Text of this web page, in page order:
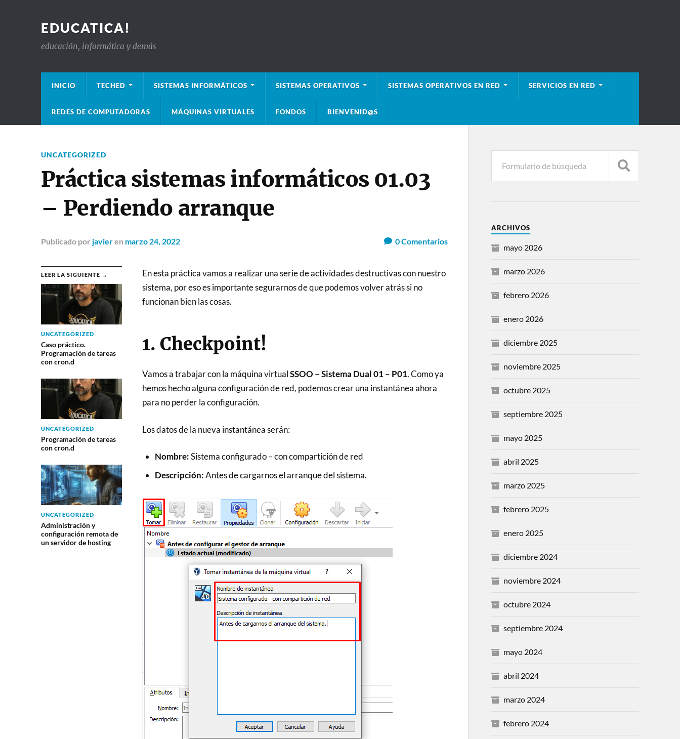
EDUCATICA!
educación, informática y demás
INICIO TECHED SISTEMAS INFORMÁTICOS SISTEMAS OPERATIVOS SISTEMAS OPERATIVOS EN RED SERVICIOS EN RED
REDES DE COMPUTADORAS MÁQUINAS VIRTUALES FONDOS BIENVENID@S
UNCATEGORIZED
Práctica sistemas informáticos 01.03
– Perdiendo arranque
Publicado por javieren marzo 24, 2022 0Comentarios
LEER LA SIGUIENTE →
UNCATEGORIZED
Caso práctico.
Programación de tareas
con cron.d
UNCATEGORIZED
Programación de tareas
con cron.d
UNCATEGORIZED
Administración y
configuración remota de
un servidor de hosting
En esta práctica vamos a realizar una serie de actividades destructivas con nuestro
sistema, por eso es importante segurarnos de que podemos volver atrás si no
funcionan bien las cosas.
1. Checkpoint!
Vamos a trabajar con la máquina virtualSSOO – Sistema Dual 01 – P01. Como ya
hemos hecho alguna configuración de red, podemos crear una instantánea ahora
para no perder la configuración.
Los datos de la nueva instantánea serán:
Nombre:Sistema configurado – con compartición de red
Descripción:Antes de cargarnos el arranque del sistema.
ARCHIVOS
mayo 2026
marzo 2026
febrero 2026
enero 2026
diciembre 2025
noviembre 2025
octubre 2025
septiembre 2025
mayo 2025
abril 2025
marzo 2025
febrero 2025
enero 2025
diciembre 2024
noviembre 2024
octubre 2024
septiembre 2024
mayo 2024
abril 2024
marzo 2024
febrero 2024